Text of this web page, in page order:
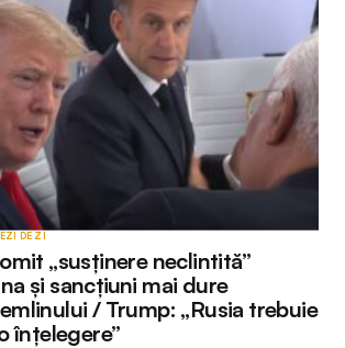
ZI DE ZI
„susținere neclintită”
și sancțiuni mai dure
/ Trump: „Rusia trebuie
înțelegere”